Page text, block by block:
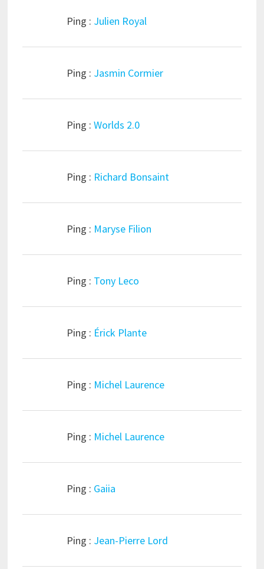
Ping : Julien Royal
Ping : Jasmin Cormier
Ping : Worlds 2.0
Ping : Richard Bonsaint
Ping : Maryse Filion
Ping : Tony Leco
Ping : Érick Plante
Ping : Michel Laurence
Ping : Michel Laurence
Ping : Gaiia
Ping : Jean-Pierre Lord